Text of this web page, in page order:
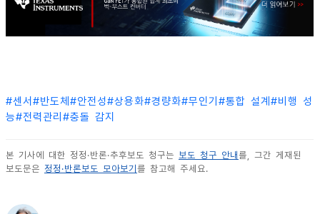
#센서 #반도체 #안전성#상용화#경량화#무인기 #통합 설계 #비행 성
능#전력관리 #충돌 감지
본 기사에 대한 정정·반론·추후보도 청구는 보도 청구 안내 를, 그간 게재된
보도문은 정정·반론보도 모아보기 를 참고해 주세요.